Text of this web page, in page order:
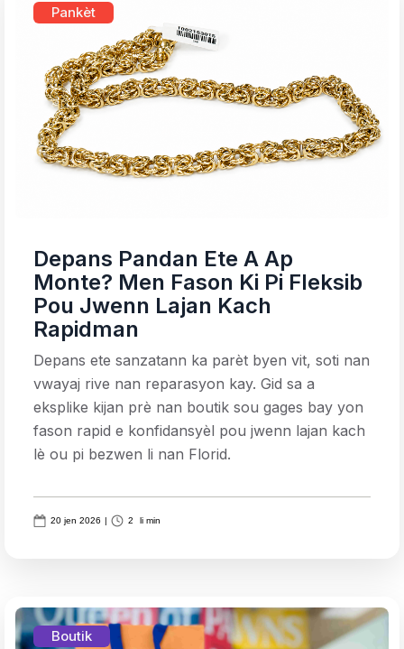
Pankèt
Depans Pandan Ete A Ap
Monte? Men Fason Ki Pi Fleksib
Pou Jwenn Lajan Kach
Rapidman
Depans ete sanzatann ka parèt byen vit, soti nan
vwayaj rive nan reparasyon kay. Gid sa a
eksplike kijan prè nan boutik sou gages bay yon
fason rapid e konfidansyèl pou jwenn lajan kach
lè ou pi bezwen li nan Florid.
20 jen 2026 | 2 li min
Boutik